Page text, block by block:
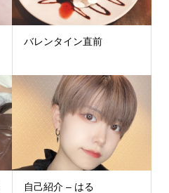
バレンタイン直前
自己紹介 – はる